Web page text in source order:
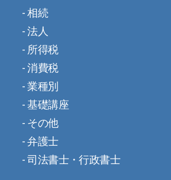
相続
法人
所得税
消費税
業種別
基礎講座
その他
弁護士
司法書士・行政書士